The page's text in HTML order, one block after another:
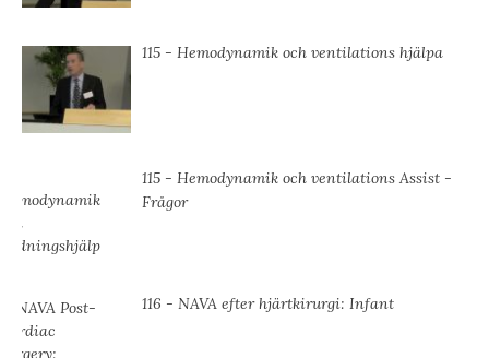
115 - Hemodynamik och ventilations hjälpa
115 - Hemodynamik och ventilations Assist -
Frågor
116 - NAVA efter hjärtkirurgi: Infant